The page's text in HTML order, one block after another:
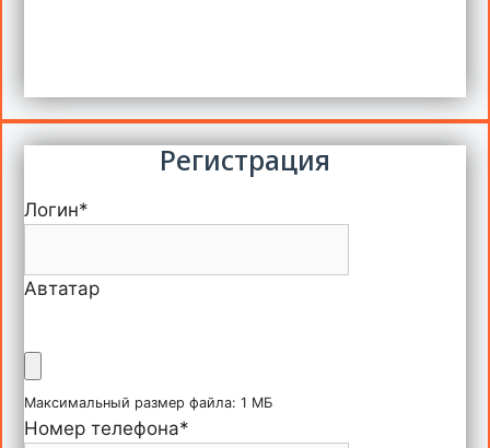
Регистрация
Логин*
Автатар
Максимальный размер файла: 1 МБ
Номер телефона*